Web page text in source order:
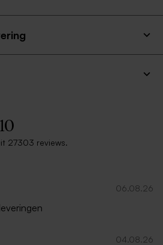
Terra envelop met puntklep
10
27303 reviews.
06.08.26
04.08.26